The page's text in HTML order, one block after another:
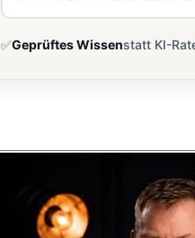
✅Geprüftes Wissenstatt KI-